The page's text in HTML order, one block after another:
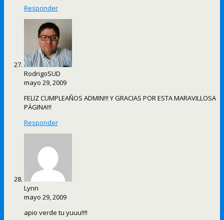
Responder
RodrigoSUD
mayo 29, 2009
FELIZ CUMPLEAÑOS ADMIN!!! Y GRACIAS POR ESTA MARAVILLOSA
PÁGINA!!!
Responder
Lynn
mayo 29, 2009
apio verde tu yuuu!!!!